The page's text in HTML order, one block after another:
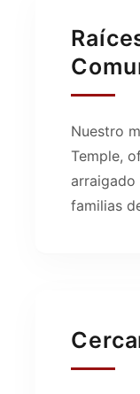
Nuestro
Temple,
arraigado
familias